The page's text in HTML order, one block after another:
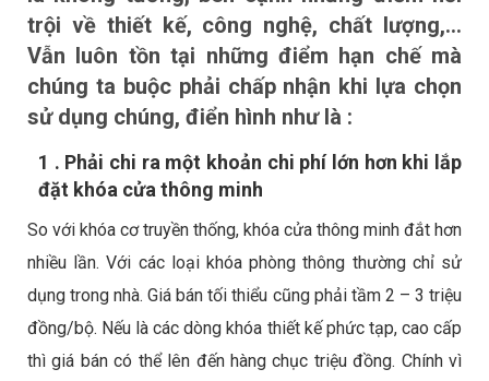
trội về thiết kế, công nghệ, chất lượng,…
Vẫn luôn tồn tại những điểm hạn chế mà
chúng ta buộc phải chấp nhận khi lựa chọn
sử dụng chúng, điển hình như là :
1 . Phải chi ra một khoản chi phí lớn hơn khi lắp
đặt khóa cửa thông minh
So với khóa cơ truyền thống, khóa cửa thông minh đắt hơn
nhiều lần. Với các loại khóa phòng thông thường chỉ sử
dụng trong nhà. Giá bán tối thiểu cũng phải tầm 2 – 3 triệu
đồng/bộ. Nếu là các dòng khóa thiết kế phức tạp, cao cấp
thì giá bán có thể lên đến hàng chục triệu đồng. Chính vì